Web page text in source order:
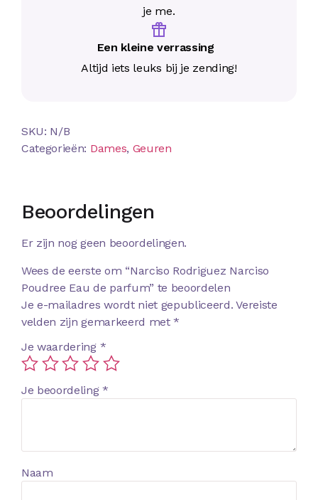
je me.
Een kleine verrassing
Altijd iets leuks bij je zending!
SKU: N/B
Categorieën: Dames, Geuren
Beoordelingen
Er zijn nog geen beoordelingen.
Wees de eerste om “Narciso Rodriguez Narciso
Poudree Eau de parfum” te beoordelen
Je e-mailadres wordt niet gepubliceerd. Vereiste
velden zijn gemarkeerd met*
Je waardering *
Je beoordeling*
Naam